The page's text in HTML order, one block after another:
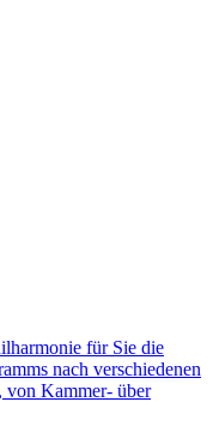
für Sie die
nach verschiedenen
von Kammer- über